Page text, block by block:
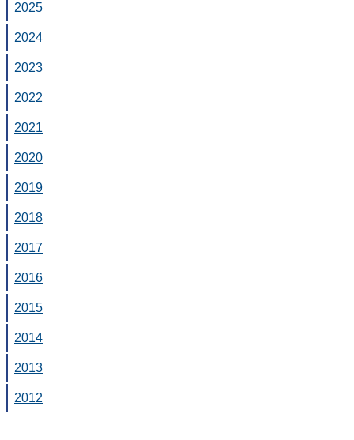
2025
2024
2023
2022
2021
2020
2019
2018
2017
2016
2015
2014
2013
2012